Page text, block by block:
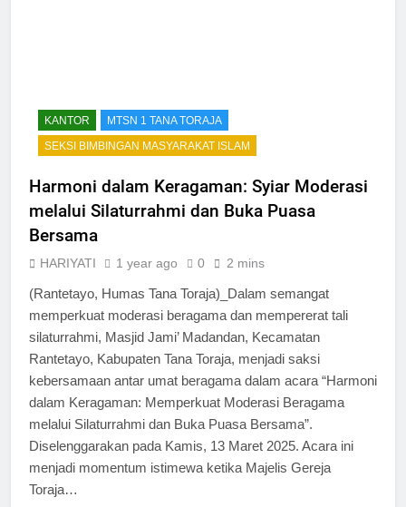
KANTOR
MTSN 1 TANA TORAJA
SEKSI BIMBINGAN MASYARAKAT ISLAM
Harmoni dalam Keragaman: Syiar Moderasi
melalui Silaturrahmi dan Buka Puasa
Bersama
HARIYATI 1 year ago 0 2 mins
(Rantetayo, Humas Tana Toraja)_Dalam semangat
memperkuat moderasi beragama dan mempererat tali
silaturrahmi, Masjid Jami’ Madandan, Kecamatan
Rantetayo, Kabupaten Tana Toraja, menjadi saksi
kebersamaan antar umat beragama dalam acara “Harmoni
dalam Keragaman: Memperkuat Moderasi Beragama
melalui Silaturrahmi dan Buka Puasa Bersama”.
Diselenggarakan pada Kamis, 13 Maret 2025. Acara ini
menjadi momentum istimewa ketika Majelis Gereja
Toraja…